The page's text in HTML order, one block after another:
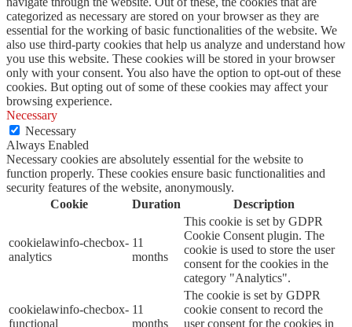
categorized as necessary are stored on your browser as they are
essential for the working of basic functionalities of the website. We
also use third-party cookies that help us analyze and understand how
you use this website. These cookies will be stored in your browser
only with your consent. You also have the option to opt-out of these
cookies. But opting out of some of these cookies may affect your
browsing experience.
Necessary
Necessary
Always Enabled
Necessary cookies are absolutely essential for the website to
function properly. These cookies ensure basic functionalities and
security features of the website, anonymously.
Cookie
Duration Description
cookielawinfo-checbox-
analytics
11
months
This cookie is set by GDPR
Cookie Consent plugin. The
cookie is used to store the user
consent for the cookies in the
category "Analytics".
cookielawinfo-checbox-
functional
11
months
The cookie is set by GDPR
cookie consent to record the
user consent for the cookies in